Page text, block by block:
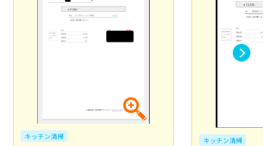
キッチン清掃 キッチン清掃